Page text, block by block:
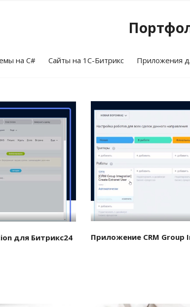
на C# Cайты на 1С-Битрикс Приложения
для Битрикс24 Приложение CRM